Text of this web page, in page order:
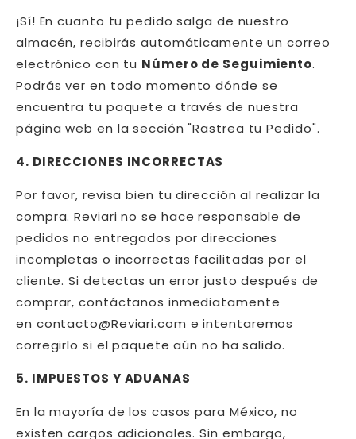
¡Sí! En cuanto tu pedido salga de nuestro
almacén, recibirás automáticamente un correo
electrónico con tu Número de Seguimiento.
Podrás ver en todo momento dónde se
encuentra tu paquete a través de nuestra
página web en la sección "Rastrea tu Pedido".
4. DIRECCIONES INCORRECTAS
Por favor, revisa bien tu dirección al realizar la
compra.Reviarino se hace responsable de
pedidos no entregados por direcciones
incompletas o incorrectas facilitadas por el
cliente. Si detectas un error justo después de
comprar, contáctanos inmediatamente
en contacto@Reviari.com e intentaremos
corregirlo si el paquete aún no ha salido.
5. IMPUESTOS Y ADUANAS
En la mayoría de los casos para México, no
existen cargos adicionales. Sin embargo,